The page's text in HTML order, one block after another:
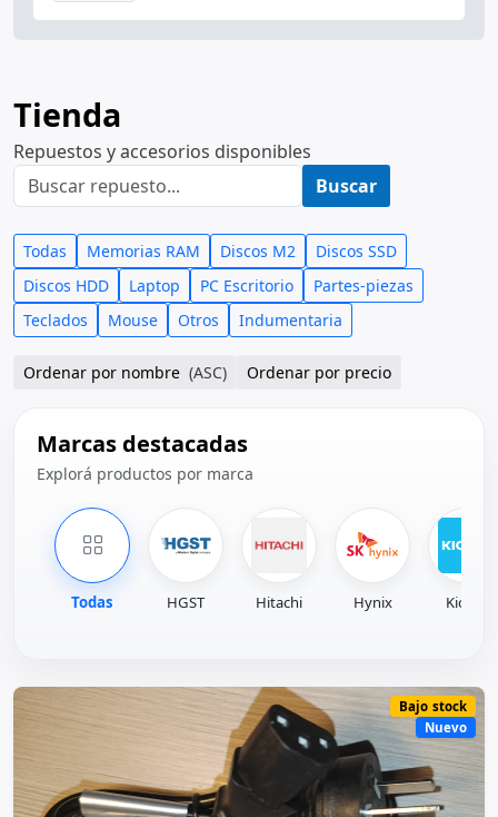
Tienda
Repuestos y accesorios disponibles
Buscar
Todas Memorias RAM Discos M2
Discos SSD
Discos HDD
Laptop PC Escritorio
Partes-piezas
Teclados
Mouse Otros Indumentaria
Ordenar por nombre (ASC) Ordenar por precio
Marcas destacadas
Explorá productos por marca
Todas HGST Hitachi Hynix Kioxia
Bajo stock
Nuevo